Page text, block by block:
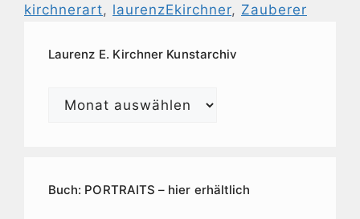
kirchnerart, laurenzEkirchner, Zauberer
Laurenz E. Kirchner Kunstarchiv
Laurenz
Buch: PORTRAITS – hier erhältlich